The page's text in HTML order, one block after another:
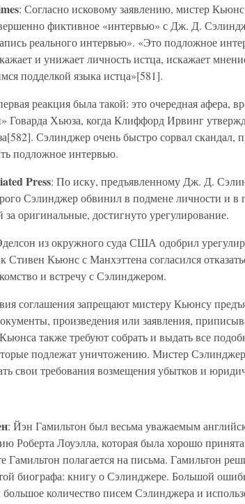
: Согласно исковому заявлению, мистер
фиктивное «интервью» с Дж. Д.
реального интервью». «Это подложное
и унижает личность истца, искажает
подделкой языка истца»[581].
реакция была такой: это очередная афера,
Говарда Хьюза, когда Клиффорд Ирвинг
Сэлинджер очень быстро сорвал скандал,
подложное интервью.
Press: По иску, предъявленному Дж. Д.
Сэлинджер обвинил в подмене личности и в
за оригинальные, достигнуто урегулирование.
из окружного суда США одобрил
Стивен Кьюнс с Манхэттена согласился
и встречу с Сэлинджером.
соглашения запрещают мистеру Кьюнсу
произведения или заявления,
также требуют собрать и выдать все
подлежат уничтожению. Мистер
свои требования возмещения убытков и
: Йэн Гамильтон был весьма уважаемым
Роберта Лоуэлла, которая была хорошо
Гамильтон полагается на письма. Гамильтон
биографа: книгу о Сэлинджере. Большой
большое количество писем Сэлинджера и